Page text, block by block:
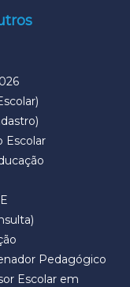
Escolar
Pedagógico
Escolar em